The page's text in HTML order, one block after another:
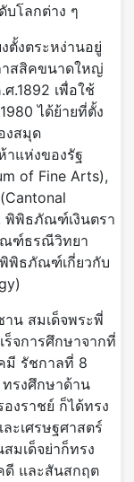
บโลกต่าง ๆ
ตั้งตระหง่านอยู่
าสสิคขนาดใหญ่
.1892 เพื่อใช้
ได้ย้ายที่ตั้ง
งสมุด
แห่งของรัฐ
of Fine Arts),
พิพิธภัณฑ์เงินตรา
ณฑ์ธรณีวิทยา
พิธภัณฑ์เกี่ยวกับ
าน สมเด็จพระพี่
จการศึกษาจากที่
มี รัชกาลที่ 8
รงศึกษาด้าน
งราชย์ ก็ได้ทรง
ะเศรษฐศาสตร์
มเด็จย่าก็ทรง
และสันสกฤต